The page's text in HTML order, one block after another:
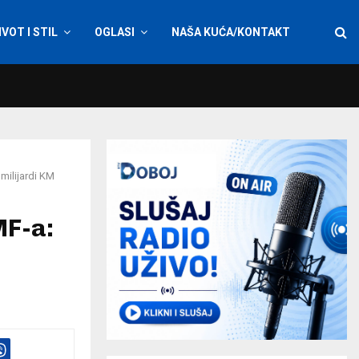
I STIL OGLASI NAŠA KUĆA/KONTAKT
KM
a: